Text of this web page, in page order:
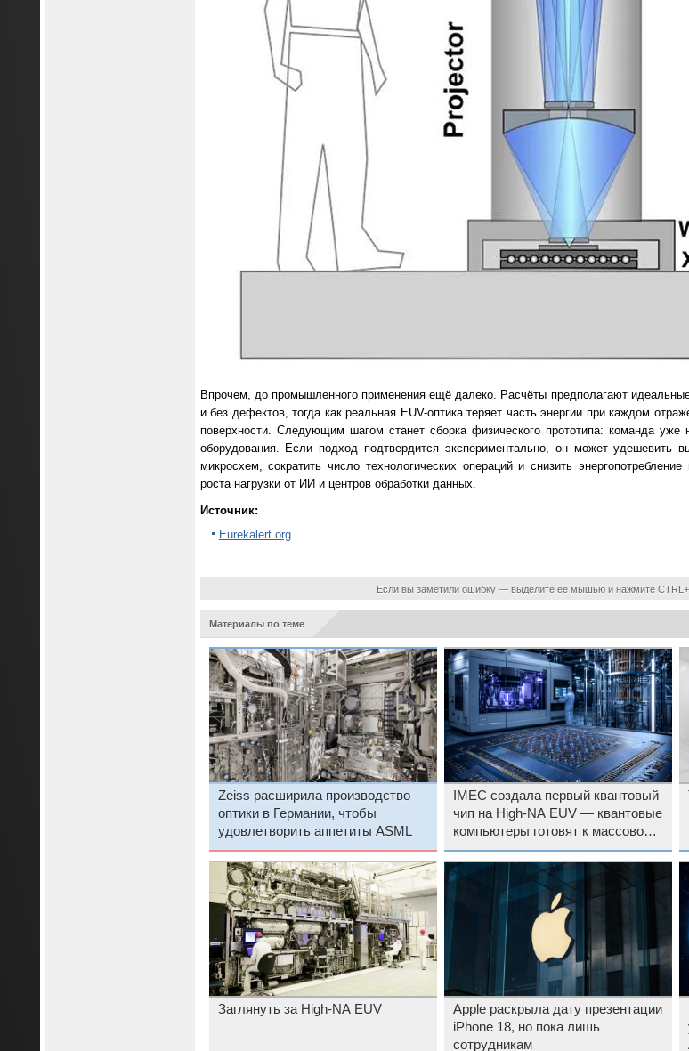
Впрочем, до промышленного применения ещё далеко. Расчёты предполагают
и без дефектов, тогда как реальная EUV-оптика теряет часть энергии при каждом
поверхности. Следующим шагом станет сборка физического прототипа: команда уже
оборудования. Если подход подтвердится экспериментально, он может удешевить
микросхем, сократить число технологических операций и снизить
роста нагрузки от ИИ и центров обработки данных.
Источник:
Eurekalert.org
Если вы заметили ошибку — выделите ее мышью и нажмите
Материалы по теме
Zeiss расширила производство
оптики в Германии, чтобы
удовлетворить аппетиты ASML
IMEC создала первый квантовый
чип на High-NA EUV — квантовые
компьютеры готовят к массовому
производству
Заглянуть за High-NA EUV
Apple раскрыла дату презентации
iPhone 18, но пока лишь
сотрудникам